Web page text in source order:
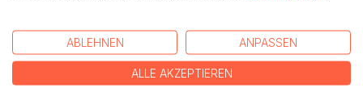
und kostengünstige Ansätze für einen wirksamen
Unternehmensschutz, insbesondere für mittelständische
Unternehmen. Dabei ist das Buch sehr praxisorientiert und
ABLEHNEN ANPASSEN
ALLE AKZEPTIEREN